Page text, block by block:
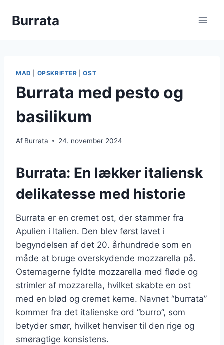
Burrata
MAD OPSKRIFTER |OST
Burrata med pesto og
basilikum
Af Burrata 24. november 2024
Burrata: En lækker italiensk
delikatesse med historie
Burrata er en cremet ost, der stammer fra
Apulien i Italien. Den blev først lavet i
begyndelsen af det 20. århundrede som en
måde at bruge overskydende mozzarella på.
Ostemagerne fyldte mozzarella med fløde og
strimler af mozzarella, hvilket skabte en ost
med en blød og cremet kerne. Navnet “burrata”
kommer fra det italienske ord “burro”, som
betyder smør, hvilket henviser til den rige og
smøragtige konsistens.